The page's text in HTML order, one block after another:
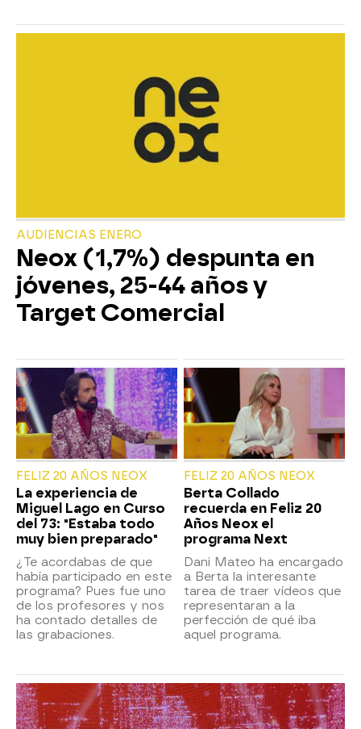
AUDIENCIAS ENERO
Neox (1,7%) despunta en
jóvenes, 25-44 años y
Target Comercial
FELIZ 20 AÑOS NEOX
La experiencia de
Miguel Lago en Curso
del 73: "Estaba todo
muy bien preparado"
¿Te acordabas de que
había participado en este
programa? Pues fue uno
de los profesores y nos
ha contado detalles de
las grabaciones.
FELIZ 20 AÑOS NEOX
Berta Collado
recuerda en Feliz 20
Años Neox el
programa Next
Dani Mateo ha encargado
a Berta la interesante
tarea de traer vídeos que
representaran a la
perfección de qué iba
aquel programa.